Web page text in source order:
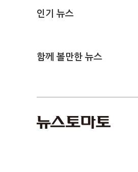
인기 뉴스
함께 볼만한 뉴스